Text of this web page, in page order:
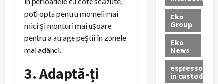
poți opta pentru momeli mai
mici și monturi mai ușoare
pentru a atrage peștii în zonele
mai adânci.
3. Adaptă-ți
Eko
Group
Eko
News
espressoare
in custodie